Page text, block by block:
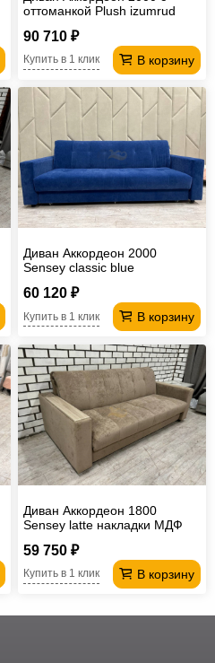
оттоманкой Plush izumrud
90 710 ₽
В корзину
Купить в 1 клик
Диван Аккордеон 2000
Sensey classic blue
60 120 ₽
В корзину
Купить в 1 клик
Диван Аккордеон 1800
Sensey latte накладки МДФ
59 750 ₽
В корзину
Купить в 1 клик